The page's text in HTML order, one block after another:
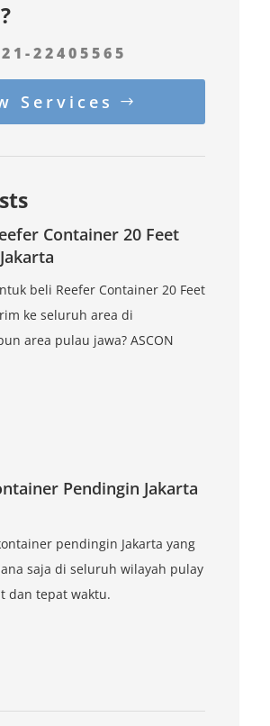
22405565
Services
Container 20 Feet
beli Reefer Container 20 Feet
ke seluruh area di
area pulau jawa? ASCON
Pendingin Jakarta
pendingin Jakarta yang
saja di seluruh wilayah pulay
dan tepat waktu.